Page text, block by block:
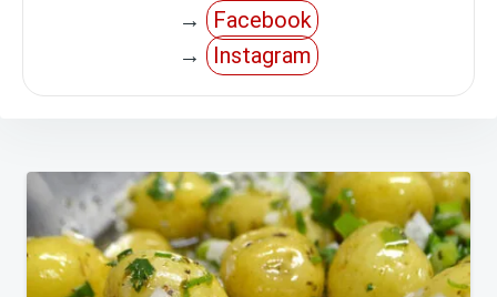
→
Facebook
→
Instagram
Navegação
de
Post